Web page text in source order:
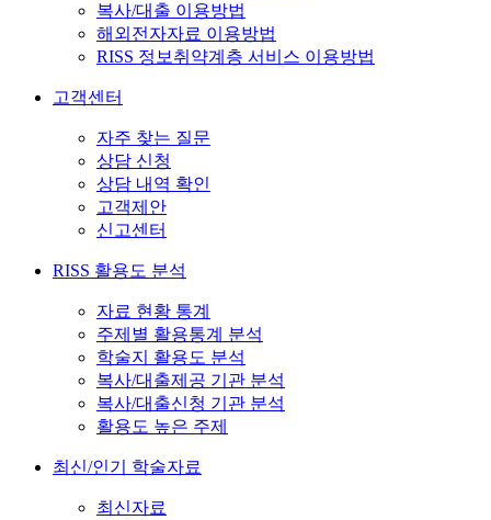
복사/대출 이용방법
해외전자자료 이용방법
RISS 정보취약계층 서비스 이용방법
고객센터
자주 찾는 질문
상담 신청
상담 내역 확인
고객제안
신고센터
RISS 활용도 분석
자료 현황 통계
주제별 활용통계 분석
학술지 활용도 분석
복사/대출제공 기관 분석
복사/대출신청 기관 분석
활용도 높은 주제
최신/인기 학술자료
최신자료